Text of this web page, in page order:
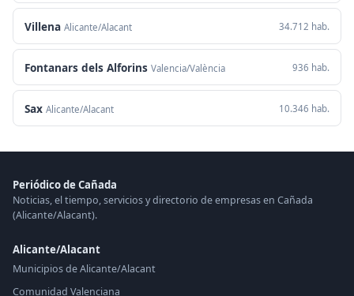
Villena Alicante/Alacant 34.712 hab.
Fontanars dels Alforins Valencia/València 936 hab.
Sax Alicante/Alacant 10.346 hab.
Periódico de Cañada
Noticias, el tiempo, servicios y directorio de empresas en Cañada
(Alicante/Alacant).
Alicante/Alacant
Municipios de Alicante/Alacant
Comunidad Valenciana